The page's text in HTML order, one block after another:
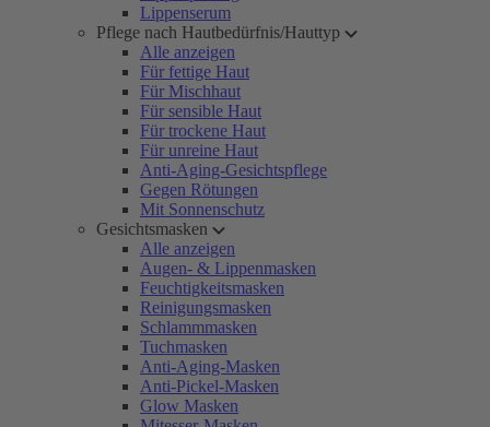
Lippenserum
Pflege nach Hautbedürfnis/Hauttyp
Alle anzeigen
Für fettige Haut
Für Mischhaut
Für sensible Haut
Für trockene Haut
Für unreine Haut
Anti-Aging-Gesichtspflege
Gegen Rötungen
Mit Sonnenschutz
Gesichtsmasken
Alle anzeigen
Augen- & Lippenmasken
Feuchtigkeitsmasken
Reinigungsmasken
Schlammmasken
Tuchmasken
Anti-Aging-Masken
Anti-Pickel-Masken
Glow Masken